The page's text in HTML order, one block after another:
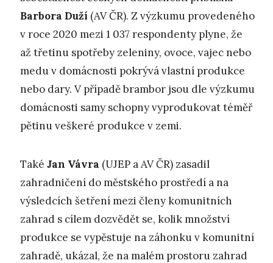
Barbora Duží (AV ČR). Z výzkumu provedeného
v roce 2020 mezi 1 037 respondenty plyne, že
až třetinu spotřeby zeleniny, ovoce, vajec nebo
medu v domácnosti pokrývá vlastní produkce
nebo dary. V případě brambor jsou dle výzkumu
domácnosti samy schopny vyprodukovat téměř
pětinu veškeré produkce v zemi.
Také Jan Vávra (UJEP a AV ČR) zasadil
zahradničení do městského prostředí a na
výsledcích šetření mezi členy komunitních
zahrad s cílem dozvědět se, kolik množství
produkce se vypěstuje na záhonku v komunitní
zahradě, ukázal, že na malém prostoru zahrad